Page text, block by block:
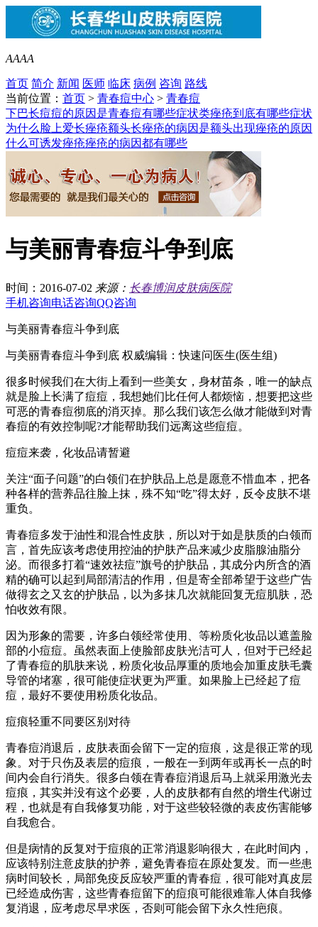
AAAA
首页 简介 新闻 医师 临床 病例 咨询 路线
当前位置： 首页 > 青春痘中心 > 青春痘
下巴长痘痘的原因是青春痘有哪些症状类痤疮到底有哪些症状
为什么脸上爱长痤疮额头长痤疮的病因是额头出现痤疮的原因
什么可诱发痤疮痤疮的病因都有哪些
与美丽青春痘斗争到底
时间：2016-07-02 来源： 长春博润皮肤病医院
手机咨询电话咨询QQ咨询
与美丽青春痘斗争到底
与美丽青春痘斗争到底 权威编辑：快速问医生(医生组)
很多时候我们在大街上看到一些美女，身材苗条，唯一的缺点
就是脸上长满了痘痘，我想她们比任何人都烦恼，想要把这些
可恶的青春痘彻底的消灭掉。那么我们该怎么做才能做到对青
春痘的有效控制呢?才能帮助我们远离这些痘痘。
痘痘来袭，化妆品请暂避
关注“面子问题”的白领们在护肤品上总是愿意不惜血本，把各
种各样的营养品往脸上抹，殊不知“吃”得太好，反令皮肤不堪
重负。
青春痘多发于油性和混合性皮肤，所以对于如是肤质的白领而
言，首先应该考虑使用控油的护肤产品来减少皮脂腺油脂分
泌。而很多打着“速效祛痘”旗号的护肤品，其成分内所含的酒
精的确可以起到局部清洁的作用，但是寄全部希望于这些广告
做得玄之又玄的护肤品，以为多抹几次就能回复无痘肌肤，恐
怕收效有限。
因为形象的需要，许多白领经常使用、等粉质化妆品以遮盖脸
部的小痘痘。虽然表面上使脸部皮肤光洁可人，但对于已经起
了青春痘的肌肤来说，粉质化妆品厚重的质地会加重皮肤毛囊
导管的堵塞，很可能使症状更为严重。如果脸上已经起了痘
痘，最好不要使用粉质化妆品。
痘痕轻重不同要区别对待
青春痘消退后，皮肤表面会留下一定的痘痕，这是很正常的现
象。对于只伤及表层的痘痕，一般在一到两年或再长一点的时
间内会自行消失。很多白领在青春痘消退后马上就采用激光去
痘痕，其实并没有这个必要，人的皮肤都有自然的增生代谢过
程，也就是有自我修复功能，对于这些较轻微的表皮伤害能够
自我愈合。
但是病情的反复对于痘痕的正常消退影响很大，在此时间内，
应该特别注意皮肤的护养，避免青春痘在原处复发。而一些患
病时间较长，局部免疫反应较严重的青春痘，很可能对真皮层
已经造成伤害，这些青春痘留下的痘痕可能很难靠人体自我修
复消退，应考虑尽早求医，否则可能会留下永久性疤痕。